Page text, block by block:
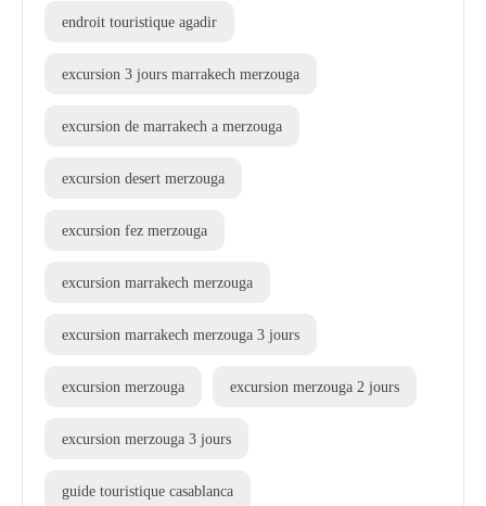
endroit touristique agadir
excursion 3 jours marrakech merzouga
excursion de marrakech a merzouga
excursion desert merzouga
excursion fez merzouga
excursion marrakech merzouga
excursion marrakech merzouga 3 jours
excursion merzouga excursion merzouga 2 jours
excursion merzouga 3 jours
guide touristique casablanca